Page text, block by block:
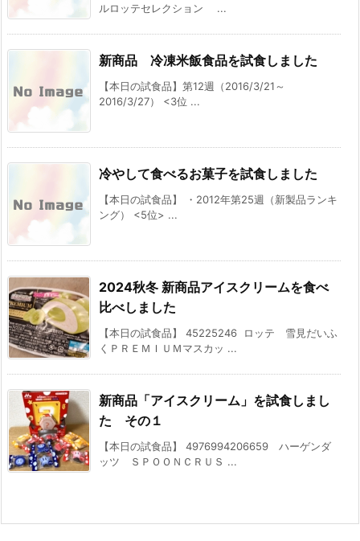
ルロッテセレクション ...
新商品 冷凍米飯食品を試食しました
【本日の試食品】第12週（2016/3/21～
2016/3/27） <3位 ...
冷やして食べるお菓子を試食しました
【本日の試食品】 ・2012年第25週（新製品ランキ
ング） <5位> ...
2024秋冬 新商品アイスクリームを食べ
比べしました
【本日の試食品】 45225246 ロッテ 雪見だいふ
くＰＲＥＭＩＵＭマスカッ ...
新商品「アイスクリーム」を試食しまし
た その１
【本日の試食品】 4976994206659 ハーゲンダ
ッツ ＳＰＯＯＮＣＲＵＳ ...